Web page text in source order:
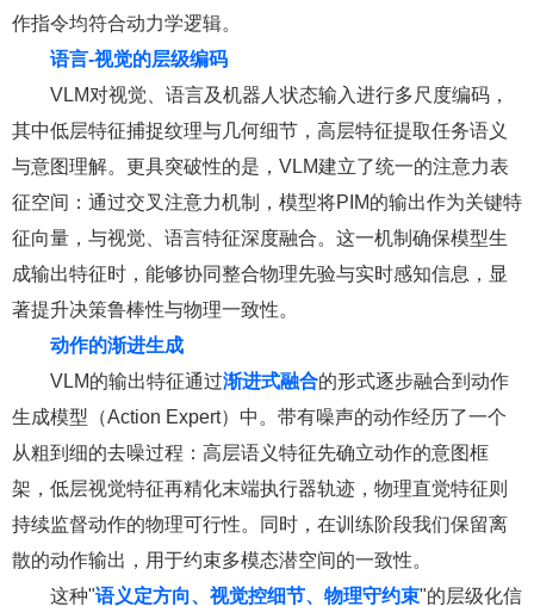
作指令均符合动力学逻辑。
语言-视觉的层级编码
VLM对视觉、语言及机器人状态输入进行多尺度编码，
其中低层特征捕捉纹理与几何细节，高层特征提取任务语义
与意图理解。更具突破性的是，VLM建立了统一的注意力表
征空间：通过交叉注意力机制，模型将PIM的输出作为关键特
征向量，与视觉、语言特征深度融合。这一机制确保模型生
成输出特征时，能够协同整合物理先验与实时感知信息，显
著提升决策鲁棒性与物理一致性。
动作的渐进生成
VLM的输出特征通过渐进式融合的形式逐步融合到动作
生成模型（Action Expert）中。带有噪声的动作经历了一个
从粗到细的去噪过程：高层语义特征先确立动作的意图框
架，低层视觉特征再精化末端执行器轨迹，物理直觉特征则
持续监督动作的物理可行性。同时，在训练阶段我们保留离
散的动作输出，用于约束多模态潜空间的一致性。
这种"语义定方向、视觉控细节、物理守约束"的层级化信